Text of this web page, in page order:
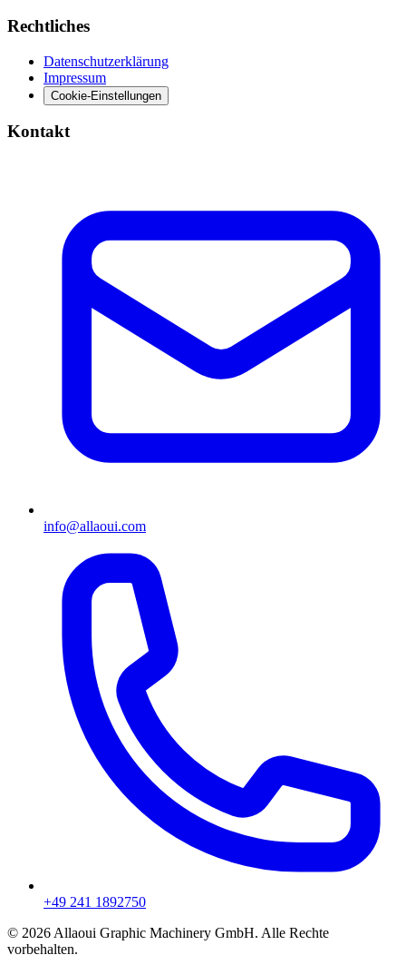
Rechtliches
Datenschutzerklärung
Impressum
Cookie-Einstellungen
Kontakt
info@allaoui.com
+49 241 1892750
© 2026 Allaoui Graphic Machinery GmbH. Alle Rechte
vorbehalten.